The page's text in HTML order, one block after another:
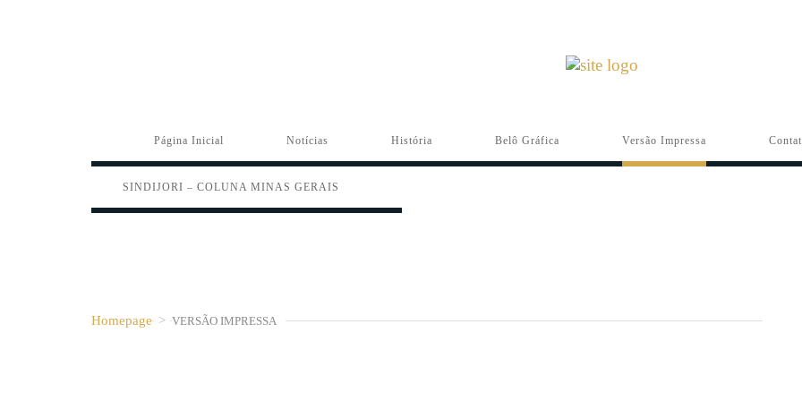
Página Inicial Notícias História Belô Gráfica Versão Impressa
SINDIJORI – COLUNA MINAS GERAIS
Homepage > VERSÃO IMPRESSA